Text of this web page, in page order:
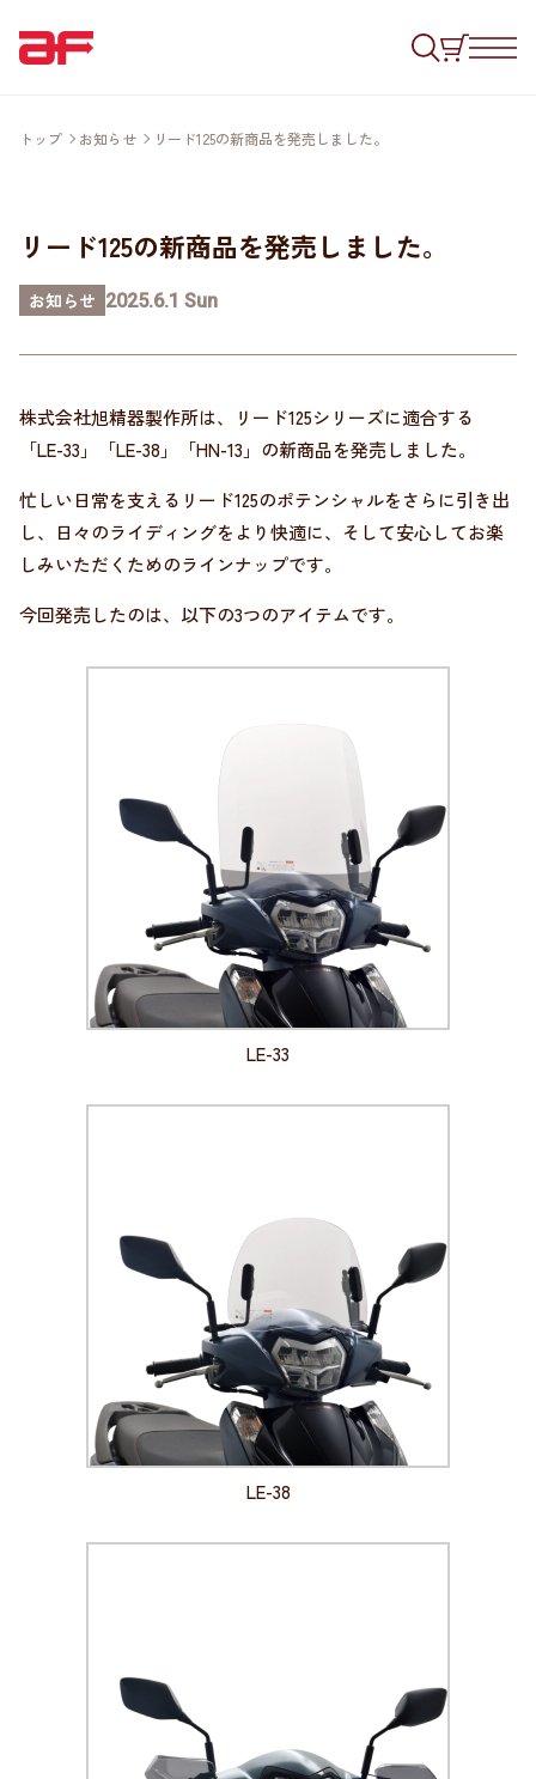
トップ お知らせ リード125の新商品を発売しました。
リード125の新商品を発売しました。
お知らせ 2025.6.1 Sun
株式会社旭精器製作所は、リード125シリーズに適合する
「LE-33」「LE-38」「HN-13」の新商品を発売しました。
忙しい日常を支えるリード125のポテンシャルをさらに引き出
し、日々のライディングをより快適に、そして安心してお楽
しみいただくためのラインナップです。
今回発売したのは、以下の3つのアイテムです。
LE-33
LE-38